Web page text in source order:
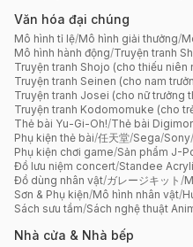
Văn hóa đại chúng
Mô hình tỉ lệ/Mô hình giải thưởng/
Mô hình hành động/Truyện tranh
Truyện tranh Shojo (cho thiếu niên
Truyện tranh Seinen (cho nam
Truyện tranh Josei (cho nữ trưởng
Truyện tranh Kodomomuke (cho
Thẻ bài Yu-Gi-Oh!/Thẻ bài
Phụ kiện thẻ bài/任天堂/Sega/Sony/
Phụ kiện chơi game/Sản phẩm J-
Đồ lưu niệm concert/Standee
Đồ dùng nhân vật/ガレージキット /
Sơn & Phụ kiện/Mô hình nhân vật/
Sách sưu tầm/Sách nghệ thuật
Nhà cửa & Nhà bếp